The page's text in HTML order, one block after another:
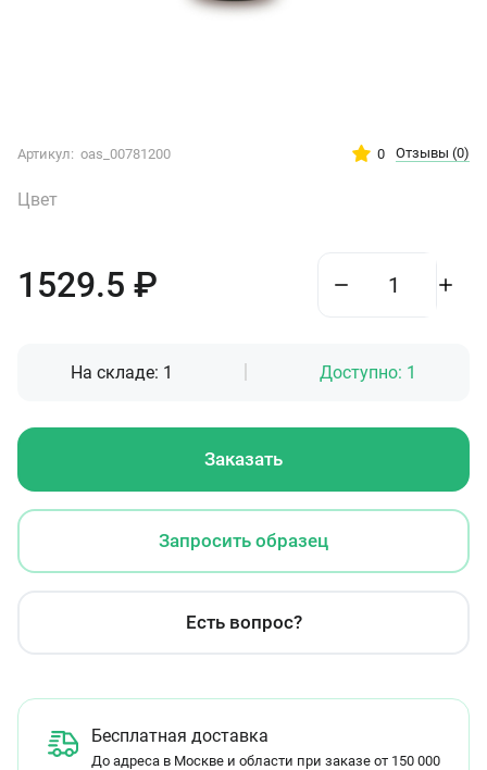
Артикул: oas_00781200 0 Отзывы (0)
Цвет
1529.5 ₽
На складе: 1 Доступно: 1
Заказать
Запросить образец
Есть вопрос?
Бесплатная доставка
До адреса в Москве и области при заказе от 150 000